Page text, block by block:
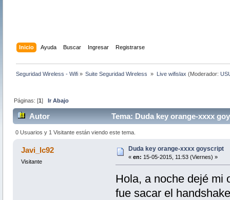
Inicio Ayuda Buscar Ingresar Registrarse
Seguridad Wireless - Wifi » Suite Seguridad Wireless » Live wifislax (Moderador:
Páginas: [1]Ir Abajo
Autor Tema: Duda key orange-xxxx
0 Usuarios y 1 Visitante están viendo este tema.
Javi_lc92
Visitante
Duda key orange-xxxx goyscript
« en: 15-05-2015, 11:53 (Viernes) »
Hola, a noche dejé mi
fue sacar el